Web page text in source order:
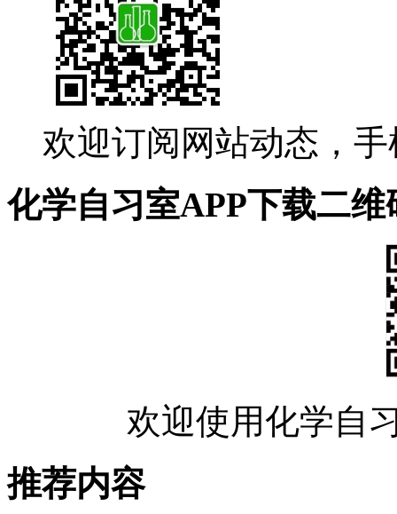
欢迎订阅网站动态，
化学自习室APP下载二维
欢迎使用化学自
推荐内容